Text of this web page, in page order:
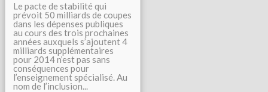
Le pacte de stabilité qui
prévoit 50 milliards de coupes
dans les dépenses publiques
au cours des trois prochaines
années auxquels s’ajoutent 4
milliards supplémentaires
pour 2014 n’est pas sans
conséquences pour
l’enseignement spécialisé. Au
nom de l’inclusion...